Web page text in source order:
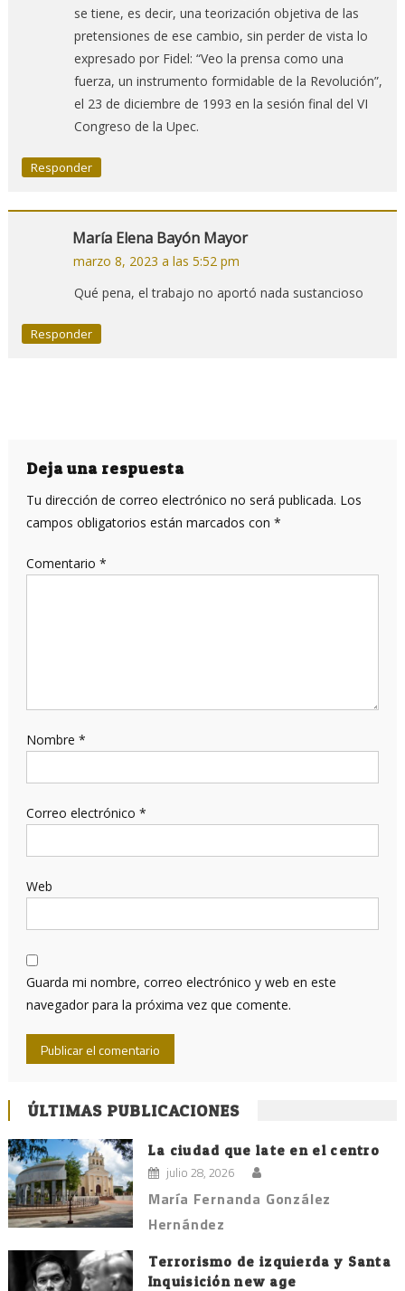
se tiene, es decir, una teorización objetiva de las
pretensiones de ese cambio, sin perder de vista lo
expresado por Fidel: “Veo la prensa como una
fuerza, un instrumento formidable de la Revolución”,
el 23 de diciembre de 1993 en la sesión final del VI
Congreso de la Upec.
Responder
María Elena Bayón Mayor
marzo 8, 2023 a las 5:52 pm
Qué pena, el trabajo no aportó nada sustancioso
Responder
Deja una respuesta
Tu dirección de correo electrónico no será publicada. Los
campos obligatorios están marcados con *
Comentario *
Nombre *
Correo electrónico *
Web
Guarda mi nombre, correo electrónico y web en este
navegador para la próxima vez que comente.
ÚLTIMAS PUBLICACIONES
La ciudad que late en el centro
julio 28, 2026
María Fernanda González
Hernández
Terrorismo de izquierda y Santa
Inquisición new age